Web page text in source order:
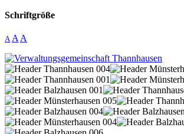
Schriftgröße
A A A